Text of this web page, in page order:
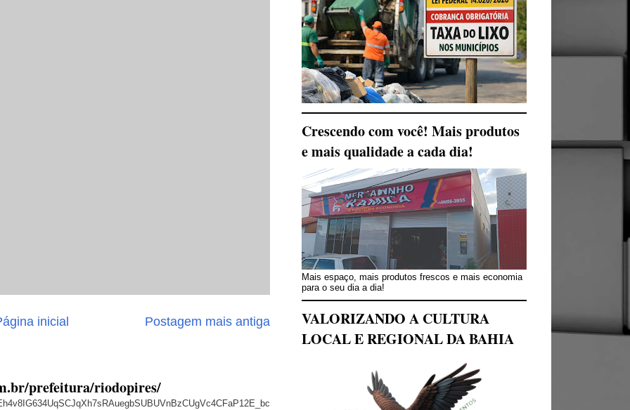
Postagem mais antiga
inicial
prefeitura/riodopires/
Crescendo com você! Mais produtos
e mais qualidade a cada dia!
Mais espaço, mais produtos frescos e mais economia
para o seu dia a dia!
VALORIZANDO A CULTURA
LOCAL E REGIONAL DA BAHIA